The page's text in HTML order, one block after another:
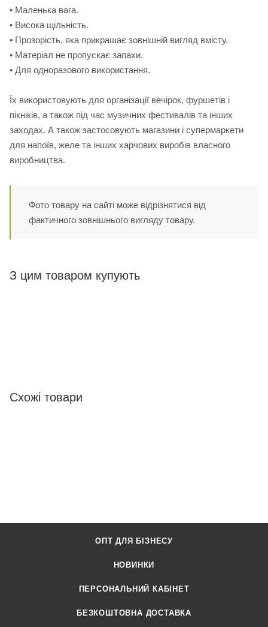
• Маленька вага.
• Висока щільність.
• Прозорість, яка прикрашає зовнішній вигляд вмісту.
• Матеріал не пропускає запахи.
• Для одноразового використання.
Їх використовують для організації вечірок, фуршетів і
пікніків, а також під час музичних фестивалів та інших
заходах. А також застосовують магазини і супермаркети
для напоїв, желе та інших харчових виробів власного
виробництва.
Фото товару на сайті може відрізнятися від
фактичного зовнішнього вигляду товару.
З цим товаром купують
Схожі товари
ОПТ ДЛЯ БІЗНЕСУ
НОВИНКИ
ПЕРСОНАЛЬНИЙ КАБІНЕТ
БЕЗКОШТОВНА ДОСТАВКА